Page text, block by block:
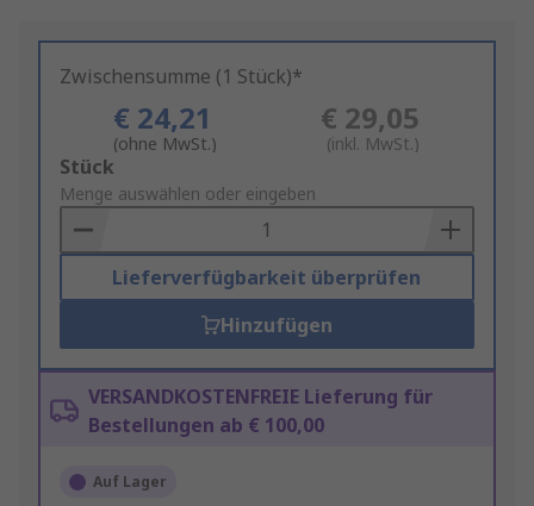
Zwischensumme (1 Stück)*
€ 24,21
(ohne MwSt.)
€ 29,05
(inkl. MwSt.)
Add
to
Basket
Stück
Menge auswählen oder eingeben
Lieferverfügbarkeit überprüfen
Hinzufügen
VERSANDKOSTENFREIE Lieferung für
Bestellungen ab € 100,00
Auf Lager